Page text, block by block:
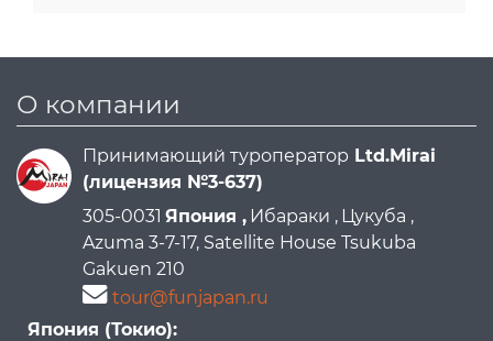
О компании
Принимающий туроператор Ltd.Mirai
(лицензия №3-637)
305-0031 Япония , Ибараки , Цукуба ,
Azuma 3-7-17, Satellite House Tsukuba
Gakuen 210
tour@funjapan.ru
Япония (Токио):